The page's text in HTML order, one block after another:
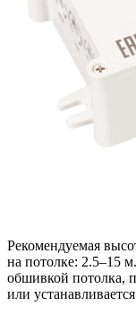
Рекомендуемая
на потолке: 2.5–15
обшивкой потолка,
или